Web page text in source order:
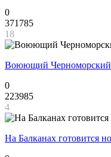
0
371785
18
Воюющий Черноморский
0
223985
4
На Балканах готовится